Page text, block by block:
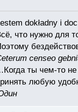
dokładny i
что нужно для
censeo
ты чем-то не
любую